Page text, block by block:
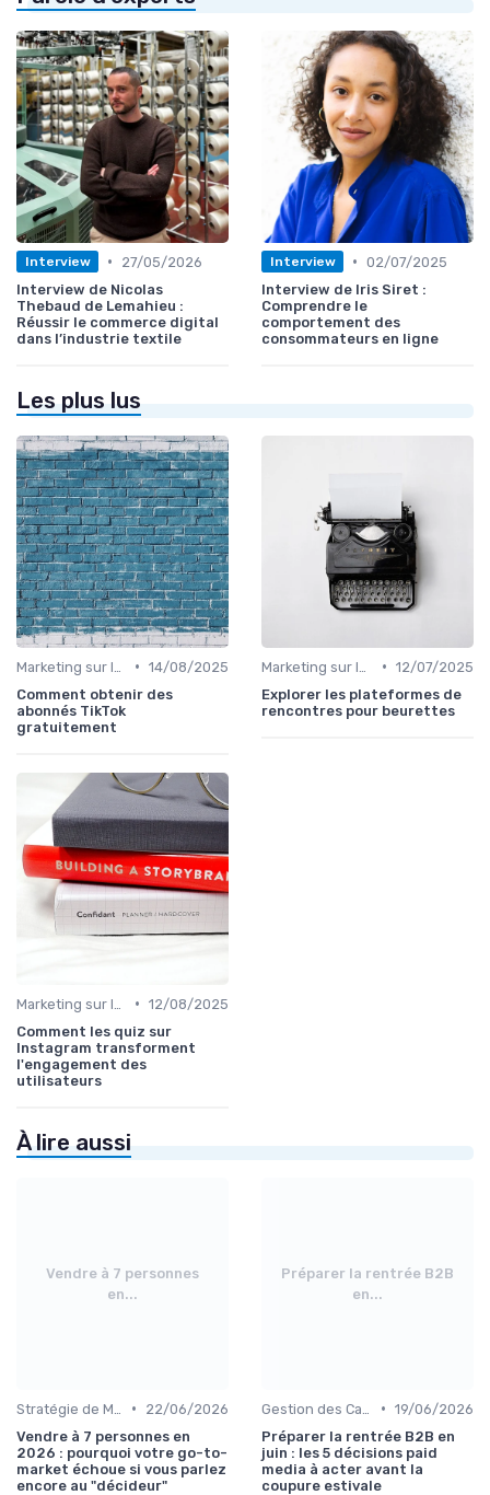
Interview •
27/05/2026
Interview de Nicolas
Thebaud de Lemahieu :
Réussir le commerce digital
dans l’industrie textile
Interview • 02/07/2025
Interview de Iris Siret :
Comprendre le
comportement des
consommateurs en ligne
Les plus lus
• 14/08/2025
Comment obtenir des
abonnés TikTok
gratuitement
• 12/07/2025
Explorer les plateformes de
rencontres pour beurettes
• 12/08/2025
Comment les quiz sur
Instagram transforment
l'engagement des
utilisateurs
À lire aussi
Vendre à 7 personnes
en...
•
22/06/2026
Vendre à 7 personnes en
2026 : pourquoi votre go-to-
market échoue si vous parlez
encore au "décideur"
Préparer la rentrée B2B
en...
• 19/06/2026
Préparer la rentrée B2B en
juin : les 5 décisions paid
media à acter avant la
coupure estivale